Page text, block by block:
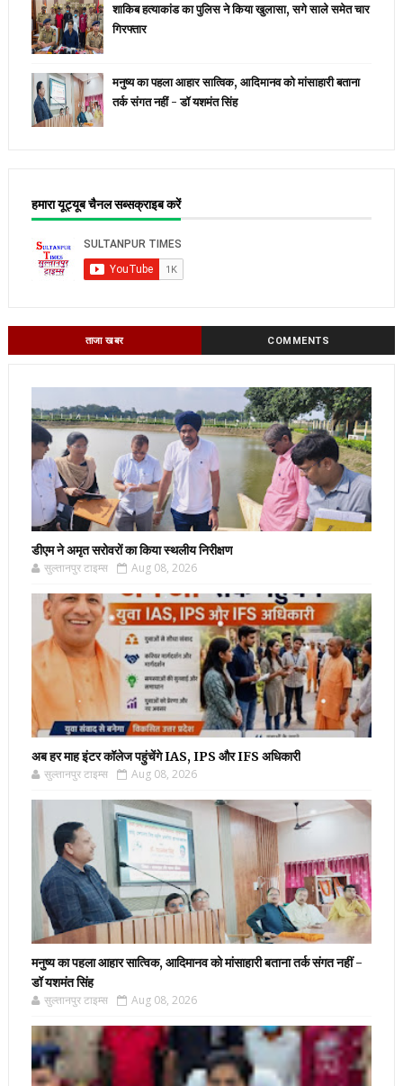
शाकिब हत्याकांड का पुलिस ने किया खुलासा, सगे साले समेत चार
गिरफ्तार
मनुष्य का पहला आहार सात्विक, आदिमानव को मांसाहारी बताना
तर्क संगत नहीं - डॉ यशमंत सिंह
हमारा यूट्यूब चैनल सब्सक्राइब करें
ताजा खबर COMMENTS
डीएम ने अमृत सरोवरों का किया स्थलीय निरीक्षण
सुल्तानपुर टाइम्स Aug 08, 2026
अब हर माह इंटर कॉलेज पहुंचेंगे IAS, IPS और IFS अधिकारी
सुल्तानपुर टाइम्स Aug 08, 2026
मनुष्य का पहला आहार सात्विक, आदिमानव को मांसाहारी बताना तर्क संगत नहीं -
डॉ यशमंत सिंह
सुल्तानपुर टाइम्स Aug 08, 2026